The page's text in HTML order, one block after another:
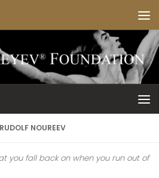
NOUREEV
you fall back on when you run out of